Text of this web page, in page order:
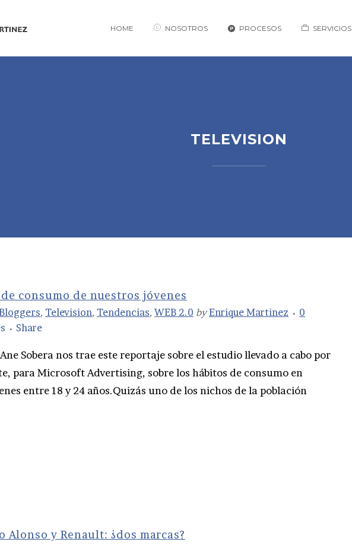
HOME NOSOTROS PROCESOS SERVICIOS
TELEVISION
consumo de nuestros jóvenes
, Television, Tendencias, WEB 2.0 byEnrique Martinez
0
Share
Sobera nos trae este reportaje sobre el estudio llevado a cabo por
para Microsoft Advertising, sobre los hábitos de consumo en
entre 18 y 24 años.Quizás uno de los nichos de la población
Alonso y Renault: ¿dos marcas?